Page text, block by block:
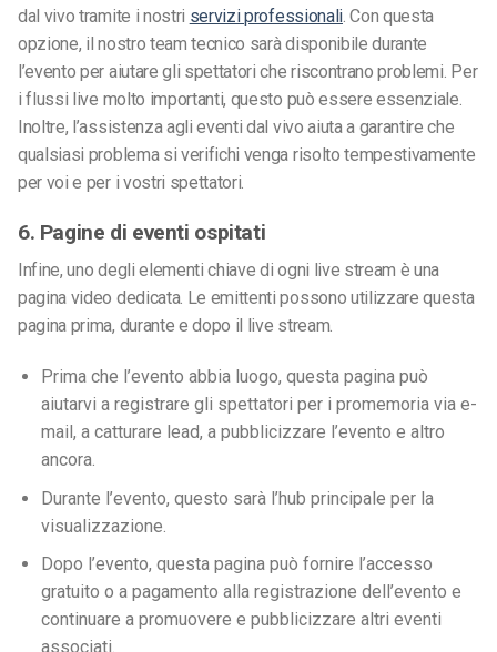
dal vivo tramite i nostri servizi professionali. Con questa
opzione, il nostro team tecnico sarà disponibile durante
l’evento per aiutare gli spettatori che riscontrano problemi. Per
i flussi live molto importanti, questo può essere essenziale.
Inoltre, l’assistenza agli eventi dal vivo aiuta a garantire che
qualsiasi problema si verifichi venga risolto tempestivamente
per voi e per i vostri spettatori.
6. Pagine di eventi ospitati
Infine, uno degli elementi chiave di ogni live stream è una
pagina video dedicata. Le emittenti possono utilizzare questa
pagina prima, durante e dopo il live stream.
Prima che l’evento abbia luogo, questa pagina può
aiutarvi a registrare gli spettatori per i promemoria via e-
mail, a catturare lead, a pubblicizzare l’evento e altro
ancora.
Durante l’evento, questo sarà l’hub principale per la
visualizzazione.
Dopo l’evento, questa pagina può fornire l’accesso
gratuito o a pagamento alla registrazione dell’evento e
continuare a promuovere e pubblicizzare altri eventi
associati.